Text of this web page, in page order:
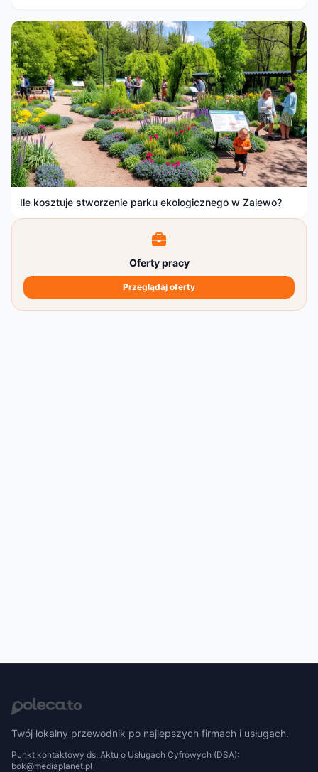
Ile kosztuje stworzenie parku ekologicznego w Zalewo?
Oferty pracy
Przeglądaj oferty
Twój lokalny przewodnik po najlepszych firmach i usługach.
Punkt kontaktowy ds. Aktu o Usługach Cyfrowych (DSA):
bok@mediaplanet.pl